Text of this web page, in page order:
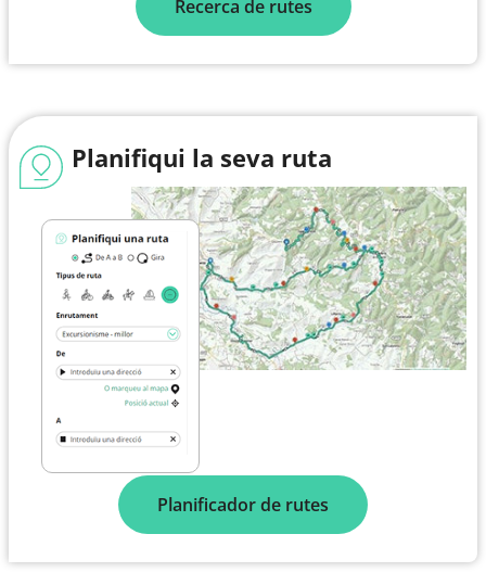
Recerca de rutes
Planifiqui la seva ruta
Planificador de rutes